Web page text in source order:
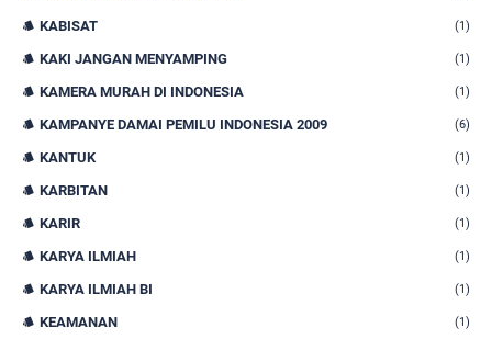
KABISAT (1)
KAKI JANGAN MENYAMPING (1)
KAMERA MURAH DI INDONESIA (1)
KAMPANYE DAMAI PEMILU INDONESIA 2009 (6)
KANTUK (1)
KARBITAN (1)
KARIR (1)
KARYA ILMIAH (1)
KARYA ILMIAH BI (1)
KEAMANAN (1)